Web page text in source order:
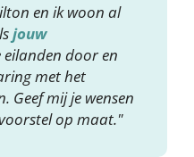
en ik woon al
jouw
door en
met het
Geef mij je wensen
op maat."